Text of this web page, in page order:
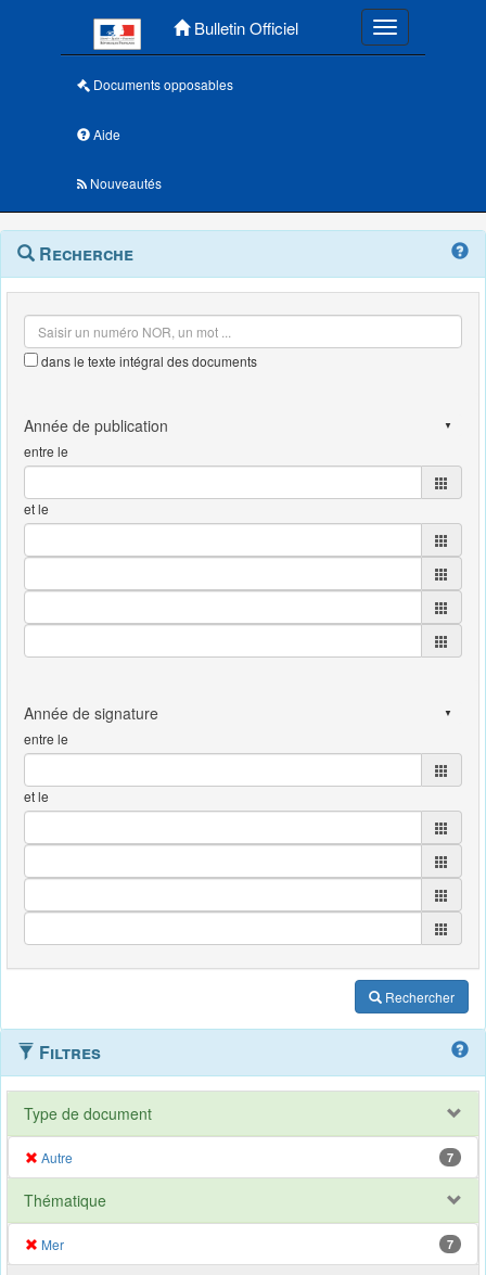
Bulletin Officiel Toggle
Documents opposables
Aide
Nouveautés
Navigation
outils
Menu
contextuel
Recherche
dans le texte intégral des documents
entre le
et le
entre le
et le
Rechercher
Filtres
Type de document
Autre 7
Thématique
Mer 7